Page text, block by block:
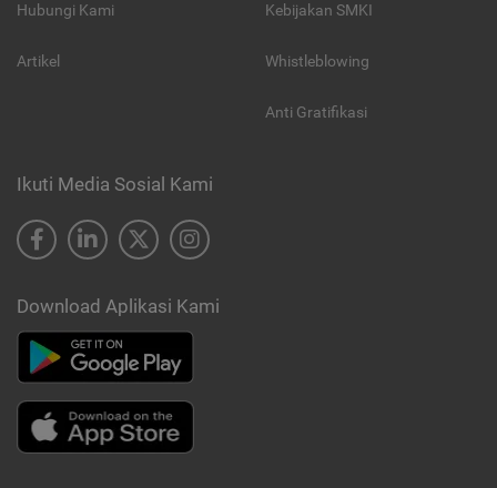
Hubungi Kami
Artikel
Kebijakan SMKI
Whistleblowing
Anti Gratifikasi
Ikuti Media Sosial Kami
Download Aplikasi Kami